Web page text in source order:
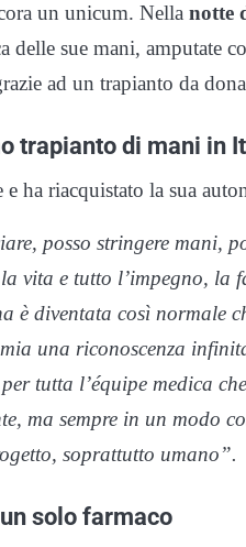
un unicum. Nella notte
delle sue mani, amputate
ad un trapianto da
trapianto di mani in
e ha riacquistato la sua
posso stringere mani,
vita e tutto l’impegno, la
è diventata così normale
una riconoscenza
tutta l’équipe medica
ma sempre in un modo
soprattutto umano”.
solo farmaco